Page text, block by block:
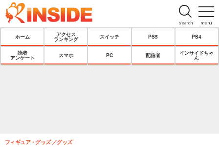
menu
search
ホーム
アクセス
ランキング
スイッチ PS5 PS4
読者
アンケート
スマホ PC 配信者
インサイドちゃ
ん
フィギュア・グッズ グッズ